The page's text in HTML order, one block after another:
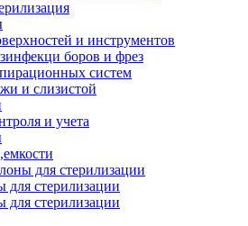
и инструментов
боров и фрез
систем
и слизистой
и учета
для стерилизации
для стерилизации
для стерилизации